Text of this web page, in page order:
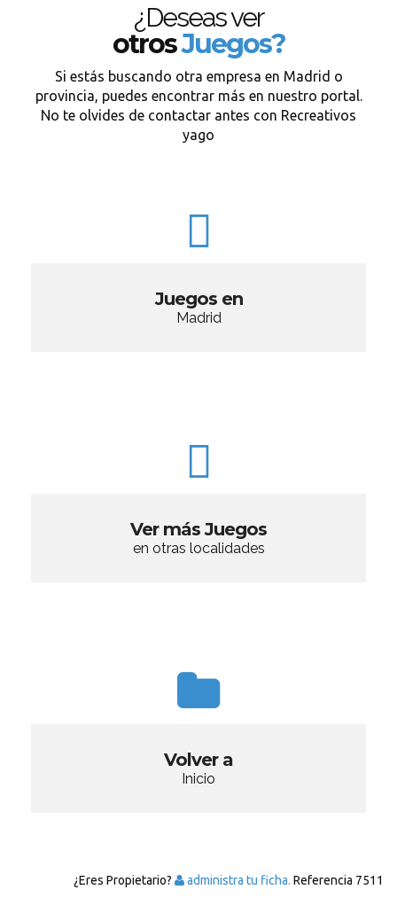
¿Deseas ver
otrosJuegos?
Si estás buscando otra empresa en Madrid o
provincia, puedes encontrar más en nuestro portal.
No te olvides de contactar antes con Recreativos
yago
Juegos en
Madrid
Ver más Juegos
en otras localidades
Volver a
Inicio
¿Eres Propietario? administra tu ficha. Referencia 7511